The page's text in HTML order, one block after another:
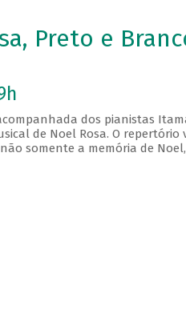
Preto e
dos pianistas
de Noel Rosa. O repertório
somente a memória de